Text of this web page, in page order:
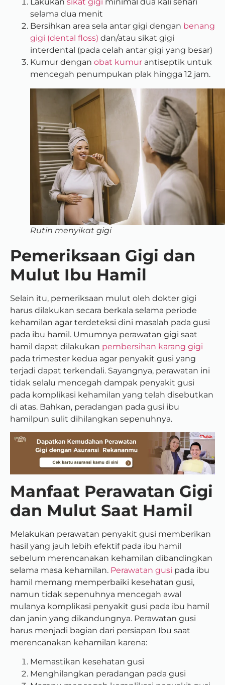
selama dua menit
Bersihkan area sela antar gigi dengan benang
gigi (dental floss) dan/atau sikat gigi
interdental (pada celah antar gigi yang besar)
Kumur dengan obat kumur antiseptik untuk
mencegah penumpukan plak hingga 12 jam.
Rutin menyikat gigi
Pemeriksaan Gigi dan
Mulut Ibu Hamil
Selain itu, pemeriksaan mulut oleh dokter gigi
harus dilakukan secara berkala selama periode
kehamilan agar terdeteksi dini masalah pada gusi
pada ibu hamil. Umumnya perawatan gigi saat
hamil dapat dilakukan pembersihan karang gigi
pada trimester kedua agar penyakit gusi yang
terjadi dapat terkendali. Sayangnya, perawatan ini
tidak selalu mencegah dampak penyakit gusi
pada komplikasi kehamilan yang telah disebutkan
di atas. Bahkan, peradangan pada gusi ibu
hamilpun sulit dihilangkan sepenuhnya.
Manfaat Perawatan Gigi
dan Mulut Saat Hamil
Melakukan perawatan penyakit gusi memberikan
hasil yang jauh lebih efektif pada ibu hamil
sebelum merencanakan kehamilan dibandingkan
selama masa kehamilan. Perawatan gusi pada ibu
hamil memang memperbaiki kesehatan gusi,
namun tidak sepenuhnya mencegah awal
mulanya komplikasi penyakit gusi pada ibu hamil
dan janin yang dikandungnya. Perawatan gusi
harus menjadi bagian dari persiapan Ibu saat
merencanakan kehamilan karena:
Memastikan kesehatan gusi
Menghilangkan peradangan pada gusi